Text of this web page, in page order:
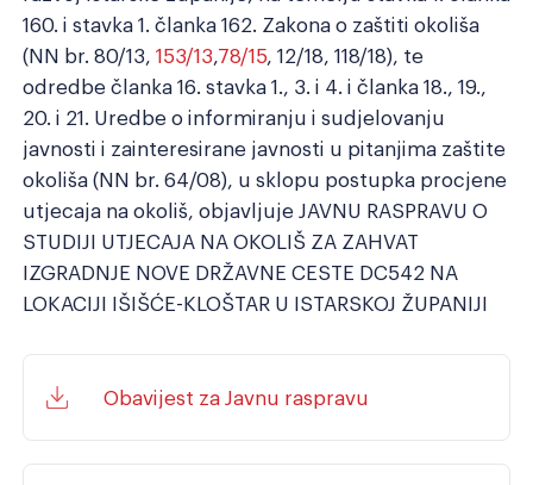
160. i stavka 1. članka 162. Zakona o zaštiti okoliša
(NN br. 80/13, 153/13,78/15, 12/18, 118/18), te
odredbe članka 16. stavka 1., 3. i 4. i članka 18., 19.,
20. i 21. Uredbe o informiranju i sudjelovanju
javnosti i zainteresirane javnosti u pitanjima zaštite
okoliša (NN br. 64/08), u sklopu postupka procjene
utjecaja na okoliš, objavljuje JAVNU RASPRAVU O
STUDIJI UTJECAJA NA OKOLIŠ ZA ZAHVAT
IZGRADNJE NOVE DRŽAVNE CESTE DC542 NA
LOKACIJI IŠIŠĆE-KLOŠTAR U ISTARSKOJ ŽUPANIJI
Obavijest za Javnu raspravu